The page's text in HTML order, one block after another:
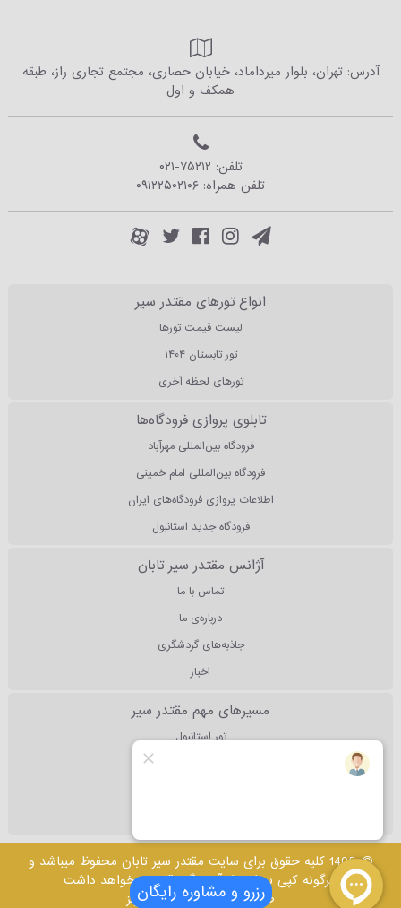
آدرس: تهران، بلوار میرداماد، خیابان حصاری، مجتمع تجاری راز، طبقه
همکف و اول
تلفن: ۰۲۱-۷۵۲۱۲
تلفن همراه: ۰۹۱۲۲۵۰۲۱۰۶
انواع تورهای مقتدر سیر
لیست قیمت تورها
تور تابستان ۱۴۰۴
تورهای لحظه آخری
تابلوی پروازی فرودگاه‌ها
فرودگاه بین‌المللی مهرآباد
فرودگاه بین‌المللی امام خمینی
اطلاعات پروازی فرودگاه‌های ایران
فرودگاه جدید استانبول
آژانس مقتدر سیر تابان
تماس با ما
درباره‌ی ما
جاذبه‌های گردشگری
اخبار
مسیرهای مهم مقتدر سیر
تور استانبول
1405 کلیه حقوق برای سایت مقتدر سیر تابان محفوظ میباشد و
هرگونه کپی برداری از آن پیگرد قانونی خواهد داشت
طراحی وب سایت: پرشین تولز
رزرو و مشاوره رایگان